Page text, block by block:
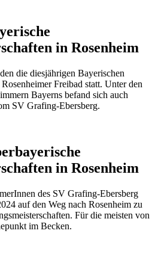
in Rosenheim
die diesjährigen Bayerischen
Freibad statt. Unter den
Bayerns befand sich auch
SV Grafing-Ebersberg.
in Rosenheim
des SV Grafing-Ebersberg
auf den Weg nach Rosenheim zu
Für die meisten von
im Becken.